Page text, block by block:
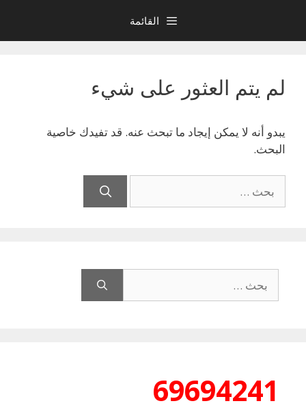
المحتوى
القائمة
لم يتم العثور على شيء
يبدو أنه لا يمكن إيجاد ما تبحث عنه. قد تفيدك خاصية
البحث.
عن:
عن:
69694241